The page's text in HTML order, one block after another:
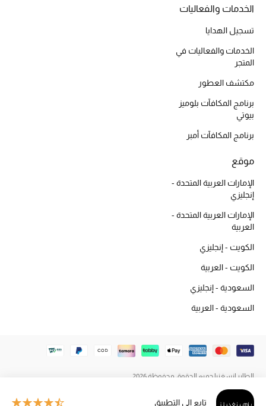
جميع مستحضرات الجمال
الجديد في عالم الجمال
الأكثر مبيعاً
مكتشف العطور
العناية بالبشرة
العناية بالشعر
الصحة والعافية
مجموعة الجمال
الجمال في بلوميز
تابع إلى التطبيق
الخدمات والفعاليات
تسجيل الهدايا
الخدمات والفعاليات في
المتجر
مكتشف العطور
برنامج المكافآت بلوميز
بيوتي
برنامج المكافآت أمبر
موقع
الإمارات العربية المتحدة -
إنجليزي
الإمارات العربية المتحدة -
العربية
الكويت - إنجليزي
الكويت - العربية
السعودية - إنجليزي
السعودية - العربية
الطاير إنسغنيا جميع الحقوق محفوظة 2026